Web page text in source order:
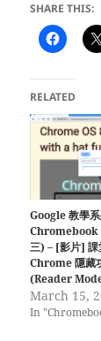
SHARE THIS:
RELATED
Google 教學
Chromebook
三) – [影片] 課
Chrome 隱藏
(Reader
March 15,
In